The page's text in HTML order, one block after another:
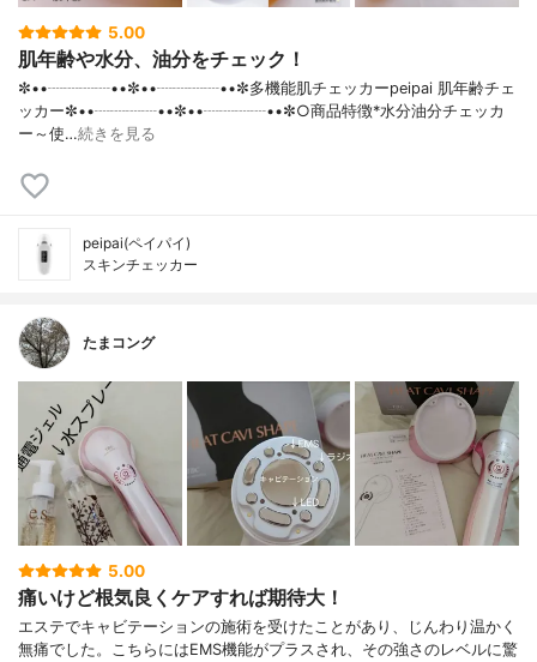
5.00
肌年齢や水分、油分をチェック！
✼••┈┈┈┈••✼••┈┈┈┈••✼多機能肌チェッカーpeipai 肌年齢チェ
ッカー✼••┈┈┈┈••✼••┈┈┈┈••✼○商品特徴*水分油分チェッカ
ー～使…続きを見る
peipai(ペイパイ)
スキンチェッカー
たまコング
5.00
痛いけど根気良くケアすれば期待大！
エステでキャビテーションの施術を受けたことがあり、じんわり温かく
無痛でした。こちらにはEMS機能がプラスされ、その強さのレベルに驚